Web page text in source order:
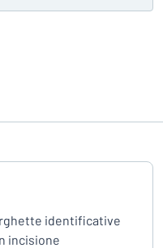
identificative
incisione